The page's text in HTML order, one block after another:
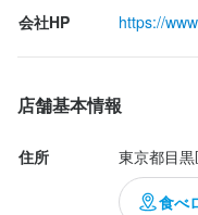
まず印象的だったのがお
明太子はシンプルながら
縮。
シュウマイはふわっとジ
会社HP https://
店舗基本情報
住所 東京都目
食べ